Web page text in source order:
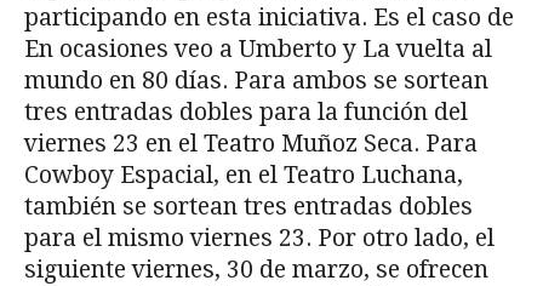
participando en esta iniciativa. Es el caso de
En ocasiones veo a Umberto y La vuelta al
mundo en 80 días. Para ambos se sortean
tres entradas dobles para la función del
viernes 23 en el Teatro Muñoz Seca. Para
Cowboy Espacial, en el Teatro Luchana,
también se sortean tres entradas dobles
para el mismo viernes 23. Por otro lado, el
siguiente viernes, 30 de marzo, se ofrecen